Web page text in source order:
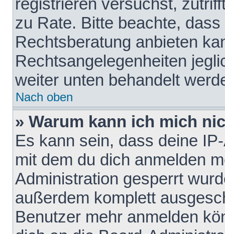
registrieren versuchst,
zu Rate. Bitte beachte,
Rechtsberatung anbieten
Rechtsangelegenheiten
weiter unten behandelt
Nach oben
» Warum kann ich mich
Es kann sein, dass deine
mit dem du dich anmelden
Administration gesperrt
außerdem komplett
Benutzer mehr anmelden